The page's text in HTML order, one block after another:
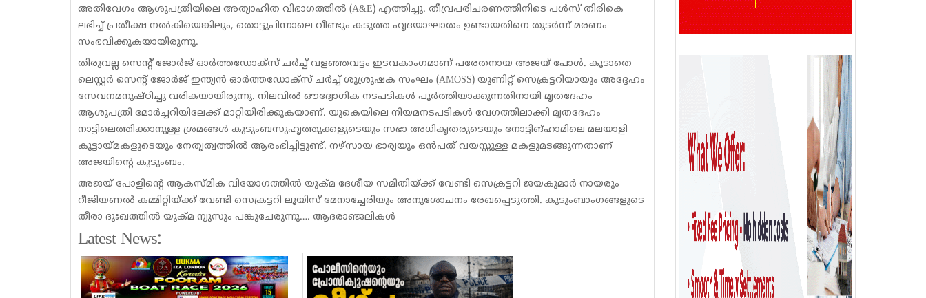
അതിവേഗം ആശുപത്രിയിലെ അത്യാഹിത വിഭാഗത്തില്‍ (A&E) എത്തിച്ചു. തീവ്രപരിചരണത്തിനിടെ പള്‍സ് തിരികെ
ലഭിച്ച് പ്രതീക്ഷ നല്‍കിയെങ്കിലും, തൊട്ടുപിന്നാലെ വീണ്ടും കടുത്ത ഹൃദയാഘാതം ഉണ്ടായതിനെ തുടര്‍ന്ന് മരണം
സംഭവിക്കുകയായിരുന്നു.
തിരുവല്ല സെന്റ് ജോര്‍ജ് ഓര്‍ത്തഡോക്‌സ് ചര്‍ച്ച് വളഞ്ഞവട്ടം ഇടവകാംഗമാണ് പരേതനായ അജയ് പോള്‍. കൂടാതെ
ലെസ്റ്റര്‍ സെന്റ് ജോര്‍ജ് ഇന്ത്യന്‍ ഓര്‍ത്തഡോക്‌സ് ചര്‍ച്ച് ശുശ്രൂഷക സംഘം (AMOSS) യൂണിറ്റ് സെക്രട്ടറിയായും അദ്ദേഹം
സേവനമനുഷ്ഠിച്ചു വരികയായിരുന്നു. നിലവില്‍ ഔദ്യോഗിക നടപടികള്‍ പൂര്‍ത്തിയാക്കുന്നതിനായി മൃതദേഹം
ആശുപത്രി മോര്‍ച്ചറിയിലേക്ക് മാറ്റിയിരിക്കുകയാണ്. യുകെയിലെ നിയമനടപടികള്‍ വേഗത്തിലാക്കി മൃതദേഹം
നാട്ടിലെത്തിക്കാനുള്ള ശ്രമങ്ങള്‍ കുടുംബസുഹൃത്തുക്കളുടെയും സഭാ അധികൃതരുടെയും നോട്ടിങ്ഹാമിലെ മലയാളി
കൂട്ടായ്മകളുടെയും നേതൃത്വത്തില്‍ ആരംഭിച്ചിട്ടുണ്ട്. നഴ്‌സായ ഭാര്യയും ഒന്‍പത് വയസ്സുള്ള മകളുമടങ്ങുന്നതാണ്
അജയിന്റെ കുടുംബം.
അജയ് പോളിന്റെ ആകസ്മിക വിയോഗത്തിൽ യുക്മ ദേശീയ സമിതിയ്ക്ക് വേണ്ടി സെക്രട്ടറി ജയകുമാർ നായരും
റീജിയണൽ കമ്മിറ്റിയ്ക്ക് വേണ്ടി സെക്രട്ടറി ലൂയിസ് മേനാച്ചേരിയും അനുശോചനം രേഖപ്പെടുത്തി. കുടുംബാംഗങ്ങളുടെ
തീരാ ദുഃഖത്തിൽ യുക്മ ന്യൂസും പങ്കുചേരുന്നു…. ആദരാഞ്ജലികൾ
Latest News: